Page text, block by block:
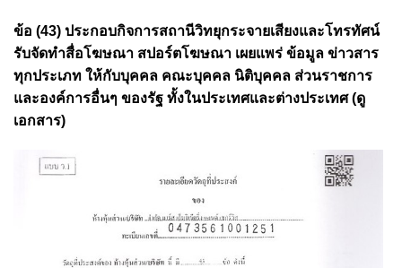
ข้อ (43) ประกอบกิจการสถานีวิทยุกระจายเสียงและโทรทัศน์
รับจัดทำสื่อโฆษณา สปอร์ตโฆษณา เผยแพร่ ข้อมูล ข่าวสาร
ทุกประเภท ให้กับบุคคล คณะบุคคล นิติบุคคล ส่วนราชการ
และองค์การอื่นๆ ของรัฐ ทั้งในประเทศและต่างประเทศ (ดู
เอกสาร)